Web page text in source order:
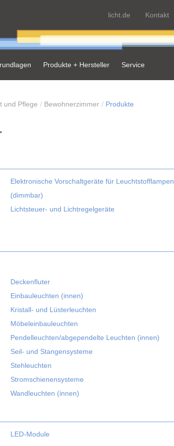
licht.de Kontakt
Produkte + Hersteller Service
und Pflege Bewohnerzimmer Produkte
Elektronische Vorschaltgeräte für Leuchtstofflampen
(dimmbar)
Lichtsteuer- und Lichtregelgeräte
Deckenfluter
Einbauleuchten (innen)
Kristall- und Lüsterleuchten
Möbeleinbauleuchten
Pendelleuchten/abgependelte Leuchten (innen)
Seil- und Stangensysteme
Stehleuchten
Stromschienensysteme
Wandleuchten (innen)
LED-Module